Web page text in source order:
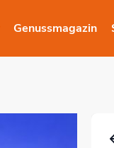
Genussmagazin